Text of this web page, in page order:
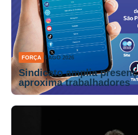
FORÇA 4 AGO 2026
Sindicato amplia
aproxima trabalhadores